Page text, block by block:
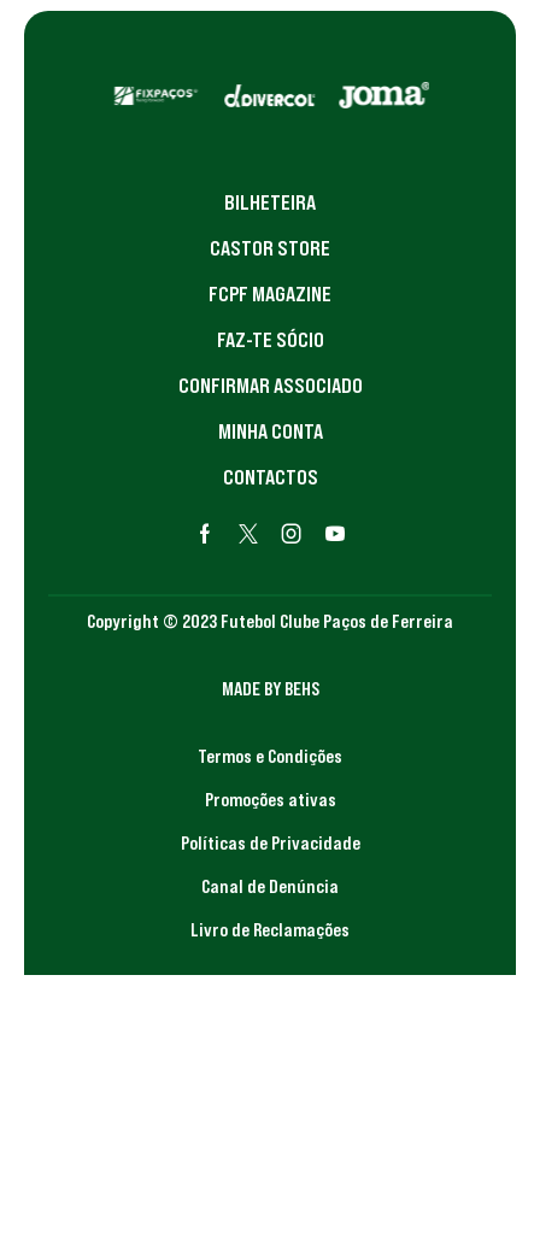
BILHETEIRA
CASTOR STORE
FCPF MAGAZINE
FAZ-TE SÓCIO
CONFIRMAR ASSOCIADO
MINHA CONTA
CONTACTOS
Copyright © 2023 Futebol Clube Paços de Ferreira
MADE BY BEHS
Termos e Condições
Promoções ativas
Políticas de Privacidade
Canal de Denúncia
Livro de Reclamações